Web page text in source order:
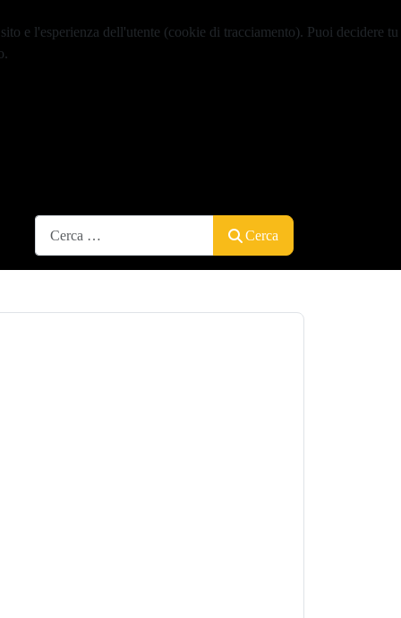
Cerca
e l'esperienza dell'utente (cookie di tracciamento). Puoi decidere tu